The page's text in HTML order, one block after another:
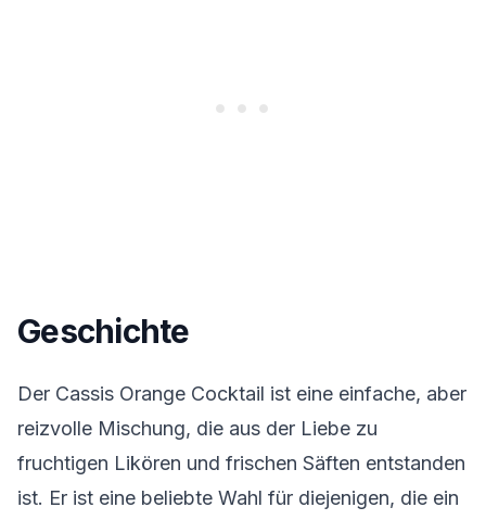
Geschichte
Der Cassis Orange Cocktail ist eine einfache, aber
reizvolle Mischung, die aus der Liebe zu
fruchtigen Likören und frischen Säften entstanden
ist. Er ist eine beliebte Wahl für diejenigen, die ein